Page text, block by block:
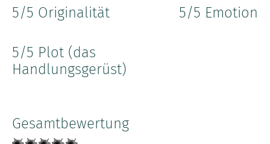
5/5 Originalität 5/5 Emotion
5/5 Plot (das
Handlungsgerüst)
Gesamtbewertung